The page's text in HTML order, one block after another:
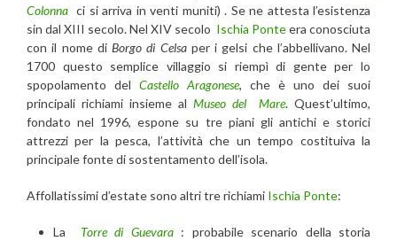
Colonna ci si arriva in venti muniti) . Se ne attesta l’esistenza
sin dal XIII secolo. Nel XIV secolo Ischia Ponteera conosciuta
con il nome di Borgo di Celsa per i gelsi che l’abbellivano. Nel
1700 questo semplice villaggio si riempì di gente per lo
spopolamento del Castello Aragonese, che è uno dei suoi
principali richiami insieme al Museo del Mare. Quest’ultimo,
fondato nel 1996, espone su tre piani gli antichi e storici
attrezzi per la pesca, l’attività che un tempo costituiva la
principale fonte di sostentamento dell’isola.
Affollatissimi d’estate sono altri tre richiami Ischia Ponte:
La Torre di Guevara: probabile scenario della storia